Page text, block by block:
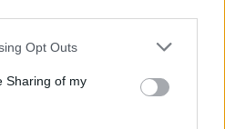
Opt Outs
Sharing of my
bör ljudet komma från